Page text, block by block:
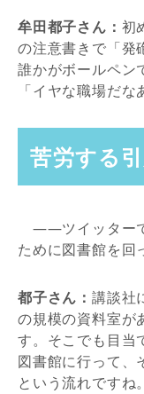
牟田都子さん： 初
の注意書きで「発
誰かがボールペン
「イヤな職場だな
苦労する
――ツイッターで
ために図書館を回
都子さん： 講談社
の規模の資料室が
す。そこでも目当
図書館に行って、
という流れですね。